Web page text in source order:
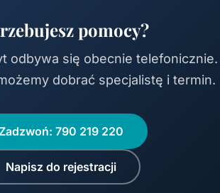
pomocy?
odbywa się obecnie telefonicznie.
dobrać specjalistę i termin.
790 219 220
Napisz do rejestracji